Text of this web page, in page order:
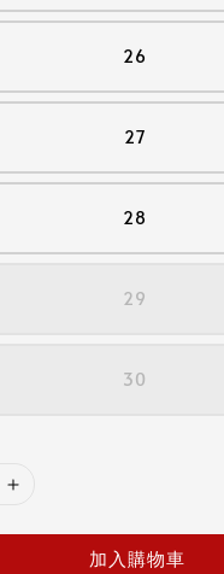
26
27
28
29
30
加入購物車